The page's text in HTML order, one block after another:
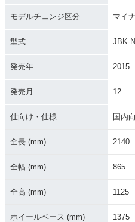
2006年 VanVan 20
2005年
2004年 VanVan 20
2003年
モデルチェンジ区分 マイ
型式 JBK-
発売年 2015
発売月 12
仕向け・仕様 国内
全長 (mm) 2140
全幅 (mm) 865
全高 (mm) 1125
ホイールベース (mm) 1375